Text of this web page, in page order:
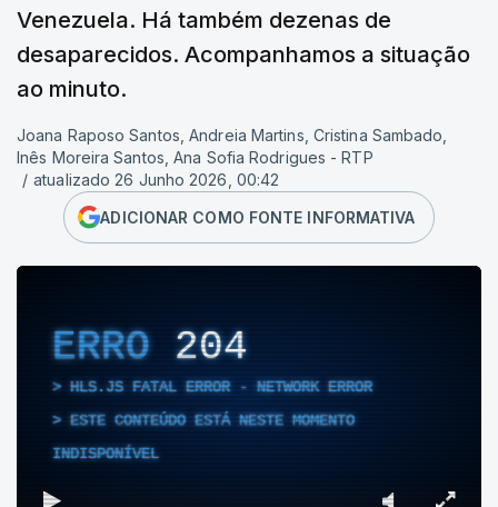
Venezuela. Há também dezenas de
desaparecidos. Acompanhamos a situação
ao minuto.
Joana Raposo Santos, Andreia Martins, Cristina Sambado,
Inês Moreira Santos, Ana Sofia Rodrigues - RTP
/ atualizado 26 Junho 2026, 00:42
ADICIONAR COMO FONTE INFORMATIVA
ERRO204
HLS.JS FATAL ERROR - NETWORK ERROR
ESTE CONTEÚDO ESTÁ NESTE MOMENTO
INDISPONÍVEL